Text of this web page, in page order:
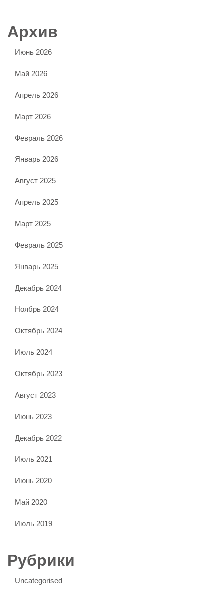
Архив
Июнь 2026
Май 2026
Апрель 2026
Март 2026
Февраль 2026
Январь 2026
Август 2025
Апрель 2025
Март 2025
Февраль 2025
Январь 2025
Декабрь 2024
Ноябрь 2024
Октябрь 2024
Июль 2024
Октябрь 2023
Август 2023
Июнь 2023
Декабрь 2022
Июль 2021
Июнь 2020
Май 2020
Июль 2019
Рубрики
Uncategorised